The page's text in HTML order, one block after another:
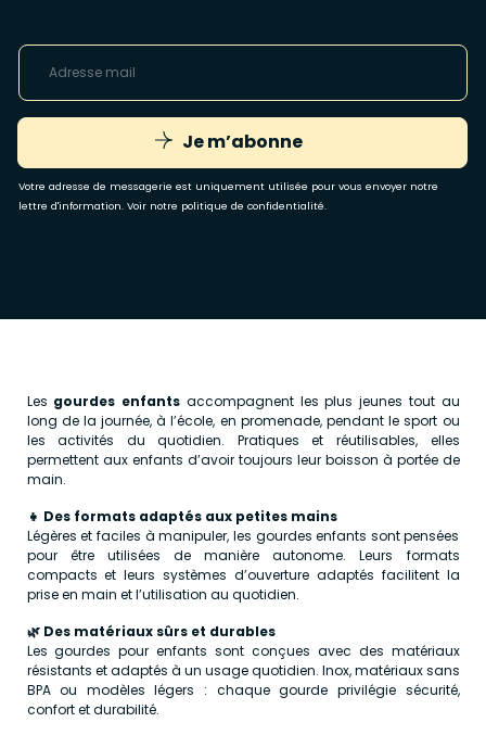
Je m’abonne
Votre adresse de messagerie est uniquement utilisée pour vous envoyer notre
lettre d'information. Voir notre politique de confidentialité
Les gourdes enfants accompagnent les plus jeunes tout au
long de la journée, à l’école, en promenade, pendant le sport ou
les activités du quotidien. Pratiques et réutilisables, elles
permettent aux enfants d’avoir toujours leur boisson à portée de
main.
👧 Des formats adaptés aux petites mains
Légères et faciles à manipuler, les gourdes enfants sont pensées
pour être utilisées de manière autonome. Leurs formats
compacts et leurs systèmes d’ouverture adaptés facilitent la
prise en main et l’utilisation au quotidien.
🌿 Des matériaux sûrs et durables
Les gourdes pour enfants sont conçues avec des matériaux
résistants et adaptés à un usage quotidien. Inox, matériaux sans
BPA ou modèles légers : chaque gourde privilégie sécurité,
confort et durabilité.